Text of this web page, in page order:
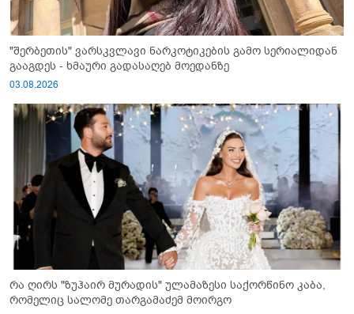
"შერბეთის" ვარსკვლავი ნარკოტიკების გამო სერიალიდან
გააგდეს - ხმაური გადასაღებ მოედანზე
03.08.2026
რა ღირს "ზუჰაირ მურადის" ულამაზესი საქორწინო კაბა,
რომელიც სალომე თარგამაძემ მოირგო